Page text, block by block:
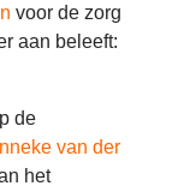
voor de zorg
aan beleeft:
de
van der
het